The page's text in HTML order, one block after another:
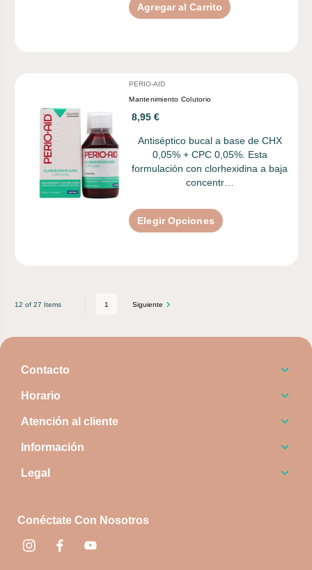
Agregar al Carrito
PERIO-AID
Mantenimiento Colutorio
8,95 €
Antiséptico bucal a base de CHX
0,05% + CPC 0,05%. Esta
formulación con clorhexidina a baja
concentr…
Elegir Opciones
12 of 27 Items 1 Siguiente
Contacto
Horario
Atención al cliente
Información
Legal
Conéctate Con Nosotros
InstagramFacebookfooter.socialNetworks.youtube